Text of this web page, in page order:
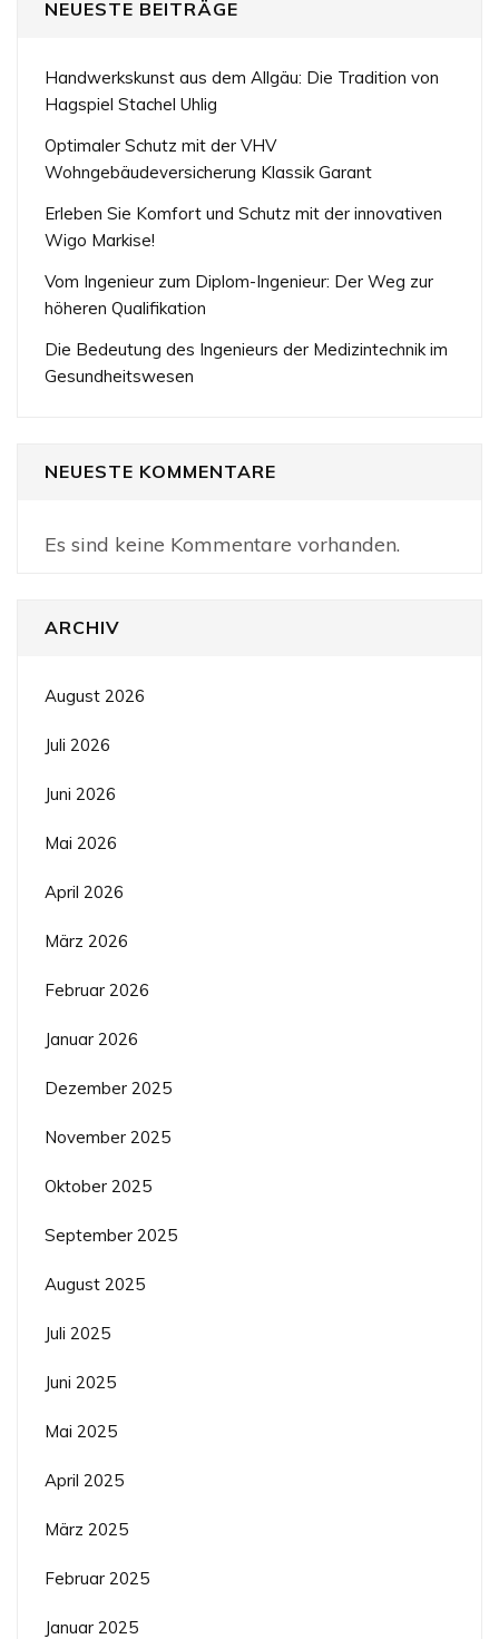
NEUESTE BEITRÄGE
Handwerkskunst aus dem Allgäu: Die Tradition von
Hagspiel Stachel Uhlig
Optimaler Schutz mit der VHV
Wohngebäudeversicherung Klassik Garant
Erleben Sie Komfort und Schutz mit der innovativen
Wigo Markise!
Vom Ingenieur zum Diplom-Ingenieur: Der Weg zur
höheren Qualifikation
Die Bedeutung des Ingenieurs der Medizintechnik im
Gesundheitswesen
NEUESTE KOMMENTARE
Es sind keine Kommentare vorhanden.
ARCHIV
August 2026
Juli 2026
Juni 2026
Mai 2026
April 2026
März 2026
Februar 2026
Januar 2026
Dezember 2025
November 2025
Oktober 2025
September 2025
August 2025
Juli 2025
Juni 2025
Mai 2025
April 2025
März 2025
Februar 2025
Januar 2025